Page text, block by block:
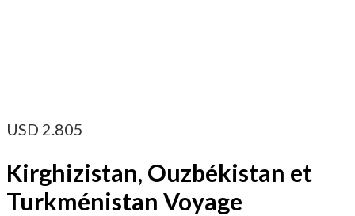
USD 2.805
Kirghizistan, Ouzbékistan et
Turkménistan Voyage